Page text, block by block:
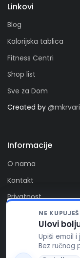
NE
Ulovi
Upiši email
Bez ručnog
Linkovi
Blog
Kalorijska tablica
Fitness Centri
Shop list
Sve za Dom
Created by
Informacije
O nama
Kontakt
Privatnost
Zaprati nas
Kolačići
FitAlert poštuje
kolačiće za
boljeg korisničkog